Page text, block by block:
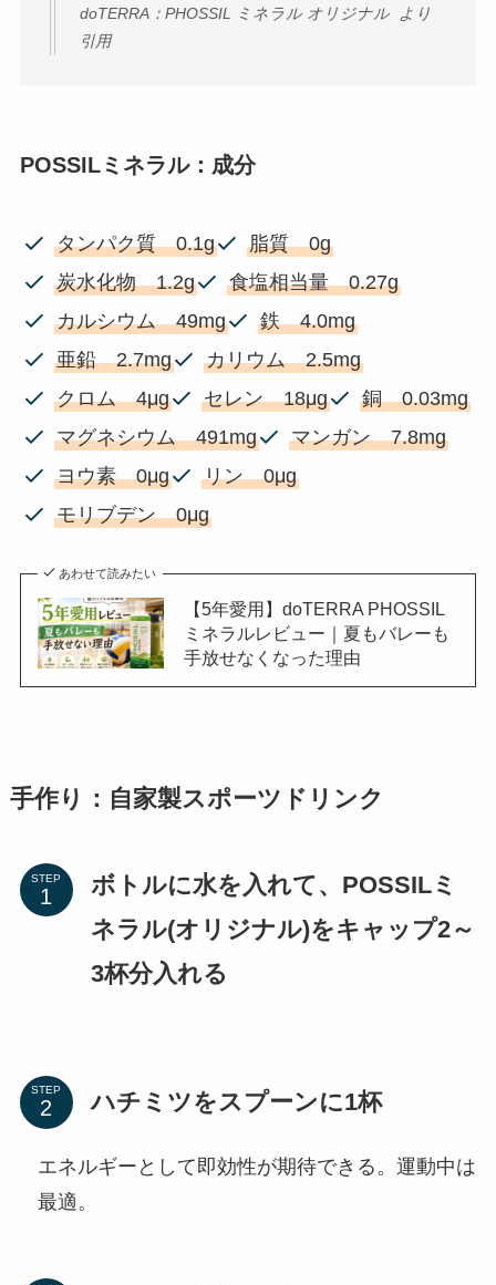
doTERRA：PHOSSIL ミネラル オリジナル より
引用
POSSILミネラル：成分
タンパク質 0.1g
脂質 0g
炭水化物 1.2g
食塩相当量 0.27g
カルシウム 49mg
鉄 4.0mg
亜鉛 2.7mg
カリウム 2.5mg
クロム 4μg
セレン 18μg
銅 0.03mg
マグネシウム 491mg
マンガン 7.8mg
ヨウ素 0μg
リン 0μg
モリブデン 0μg
あわせて読みたい
【5年愛用】doTERRA PHOSSIL
ミネラルレビュー｜夏もバレーも
手放せなくなった理由
手作り：自家製スポーツドリンク
STEP
ボトルに水を入れて、POSSILミ
ネラル(オリジナル)をキャップ2～
3杯分入れる
STEP ハチミツをスプーンに1杯
エネルギーとして即効性が期待できる。運動中は
最適。